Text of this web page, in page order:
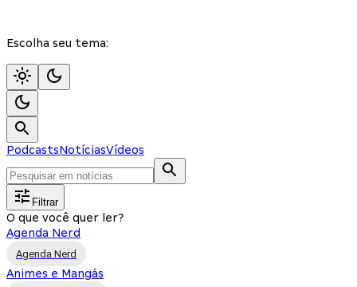
Escolha seu tema:
PodcastsNotíciasVídeos
Filtrar
O que você quer ler?
Agenda Nerd
Agenda Nerd
Animes e Mangás